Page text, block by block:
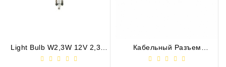
Light Bulb W2,3W 12V 2,3W
W2X4,6d
Кабельный Разъем
DEUTSCH DT (штекер, 2-
Конт.)